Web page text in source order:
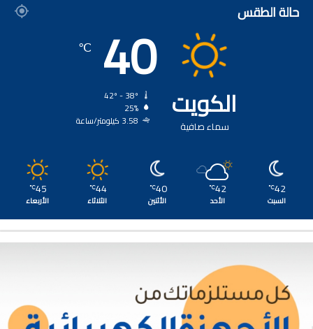
حالة الطقس
الكويت
سماء صافية
40
℃
25%
3.58 كيلومتر/ساعة
42
℃
السبت
42
℃
الأحد
40
℃
الأثنين
44
℃
الثلاثاء
45
℃
الأربعاء